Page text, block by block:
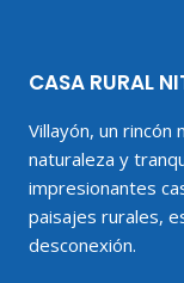
CASA RURAL
Villayón, un rincón
naturaleza y
impresionantes
paisajes rurales,
desconexión.